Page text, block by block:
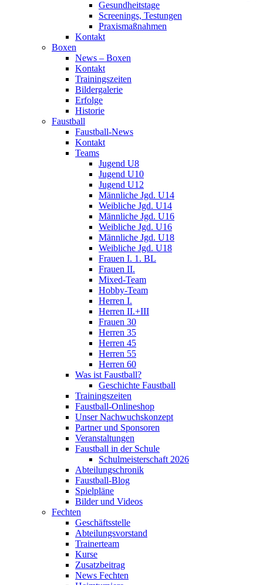
Gesundheitstage
Screenings, Testungen
Praxismaßnahmen
Kontakt
Boxen
News – Boxen
Kontakt
Trainingszeiten
Bildergalerie
Erfolge
Historie
Faustball
Faustball-News
Kontakt
Teams
Jugend U8
Jugend U10
Jugend U12
Männliche Jgd. U14
Weibliche Jgd. U14
Männliche Jgd. U16
Weibliche Jgd. U16
Männliche Jgd. U18
Weibliche Jgd. U18
Frauen I. 1. BL
Frauen II.
Mixed-Team
Hobby-Team
Herren I.
Herren II.+III
Frauen 30
Herren 35
Herren 45
Herren 55
Herren 60
Was ist Faustball?
Geschichte Faustball
Trainingszeiten
Faustball-Onlineshop
Unser Nachwuchskonzept
Partner und Sponsoren
Veranstaltungen
Faustball in der Schule
Schulmeisterschaft 2026
Abteilungschronik
Faustball-Blog
Spielpläne
Bilder und Videos
Fechten
Geschäftsstelle
Abteilungsvorstand
Trainerteam
Kurse
Zusatzbeitrag
News Fechten